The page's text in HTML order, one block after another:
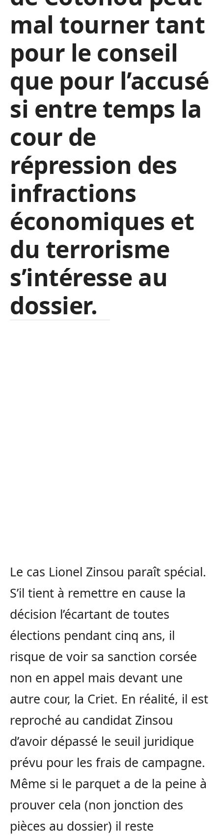
mal tourner tant
pour le conseil
que pour l’accusé
si entre temps la
cour de
répression des
infractions
économiques et
du terrorisme
s’intéresse au
dossier.
Le cas Lionel Zinsou paraît spécial.
S’il tient à remettre en cause la
décision l’écartant de toutes
élections pendant cinq ans, il
risque de voir sa sanction corsée
non en appel mais devant une
autre cour, la Criet. En réalité, il est
reproché au candidat Zinsou
d’avoir dépassé le seuil juridique
prévu pour les frais de campagne.
Même si le parquet a de la peine à
prouver cela (non jonction des
pièces au dossier) il reste